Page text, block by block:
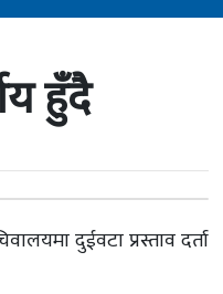
हुँदै
दुईवटा प्रस्ताव दर्ता